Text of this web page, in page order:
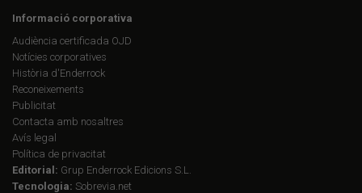
Informació corporativa
Audiència certificada OJD
Notícies corporatives
Història d'Enderrock
Reconeixements
Publicitat
Contacta amb nosaltres
Avís legal
Política de privacitat
Editorial: Grup Enderrock Edicions S.L.
Tecnologia: Sobrevia.net